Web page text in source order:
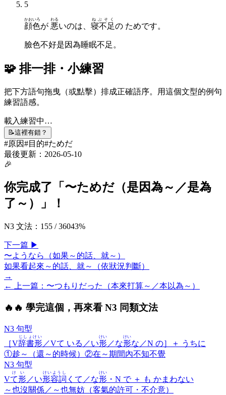
5
顔色
かおいろ
が 悪
わる
いのは、 寝不足
ねぶそく
の ためです。
臉色不好是因為睡眠不足。
🧩 排一排・小練習
把下方語句拖曳（或點擊）排成正確語序。用這個文型的例句
練習語感。
載入練習中…
📝這裡有錯？
#原因#目的#ためだ
最後更新： 2026-05-10
🎉
你完成了「 〜ためだ（是因為～／是為
了～）
」！
N3 文法 ： 155 /36043%
下一篇 ▶
〜ようなら（如果～的話、就～）
如果看起來～的話、就～（依狀況判斷）
→
← 上一篇 ： 〜つもりだった（本來打算～／本以為～）
🔥 🔥 學完這個，再來看 N3 同類文法
N3 句型
［V辞書形
じしょけい
／Vて いる／い形
けい
／な形
けい
な／N の］＋ うちに
①趁～（還～的時候）②在～期間內不知不覺
N3 句型
Vて形
けい
／い形容詞
けいようし
くて／な形
けい
・N で ＋ も かまわない
～也沒關係／～也無妨（客氣的許可・不介意）